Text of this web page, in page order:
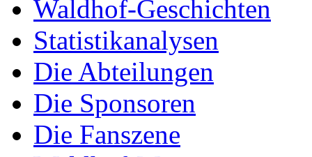
Waldhof-Geschichten
Statistikanalysen
Die Abteilungen
Die Sponsoren
Die Fanszene